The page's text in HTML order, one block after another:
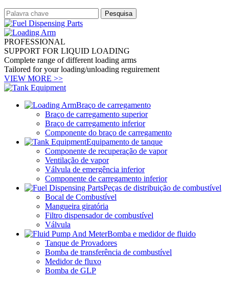
PROFESSIONAL
SUPPORT FOR LIQUID LOADING
Complete range of different loading arms
Tailored for your loading/unloading reguirement
VIEW MORE >>
Braço de carregamento
Braço de carregamento superior
Braço de carregamento inferior
Componente do braço de carregamento
Equipamento de tanque
Componente de recuperação de vapor
Ventilação de vapor
Válvula de emergência inferior
Componente de carregamento inferior
Peças de distribuição de combustível
Bocal de Combustível
Mangueira giratória
Filtro dispensador de combustível
Válvula
Bomba e medidor de fluido
Tanque de Provadores
Bomba de transferência de combustível
Medidor de fluxo
Bomba de GLP